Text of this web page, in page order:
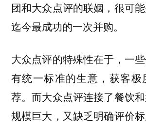
团和大众点评的联姻，很可
迄今最成功的一次并购。
大众点评的特殊性在于，一
有统一标准的生意，获客极
荐。而大众点评连接了餐饮
规模巨大，又缺乏明确评价